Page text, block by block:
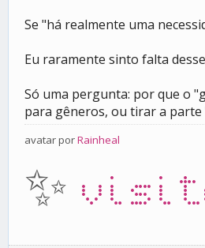
Se "há realmente uma
Eu raramente sinto falta
Só uma pergunta: por que o
para gêneros, ou tirar a parte
avatar porRainheal
✨